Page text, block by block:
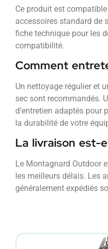
Ce produit est
accessoires standard de
fiche technique pour les
compatibilité.
Comment
Un nettoyage régulier et
sec sont recommandés.
d’entretien adaptés pour
la durabilité de votre
La livraison est-
Le Montagnard Outdoor
les meilleurs délais. Les
généralement expédiés